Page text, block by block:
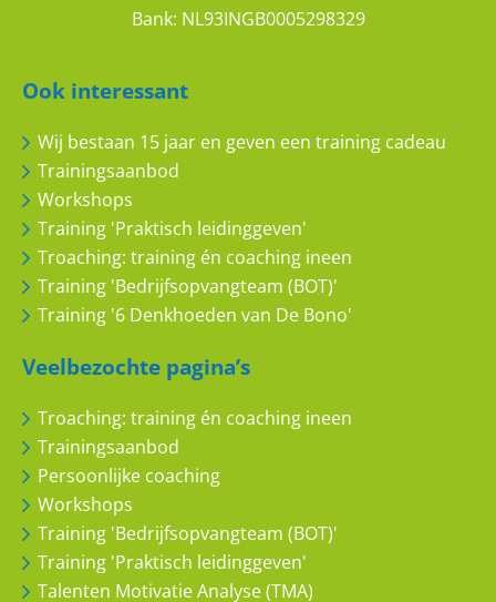
Bank: NL93INGB0005298329
Ook interessant
Wij bestaan 15 jaar en geven een training cadeau
Trainingsaanbod
Workshops
Training 'Praktisch leidinggeven'
Troaching: training én coaching ineen
Training 'Bedrijfsopvangteam (BOT)'
Training '6 Denkhoeden van De Bono'
Veelbezochte pagina’s
Troaching: training én coaching ineen
Trainingsaanbod
Persoonlijke coaching
Workshops
Training 'Bedrijfsopvangteam (BOT)'
Training 'Praktisch leidinggeven'
Talenten Motivatie Analyse (TMA)